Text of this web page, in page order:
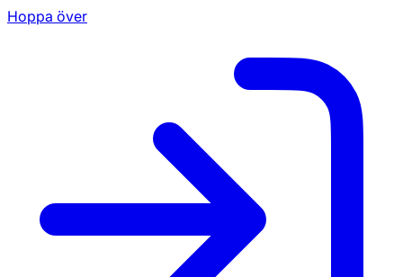
Hoppa över